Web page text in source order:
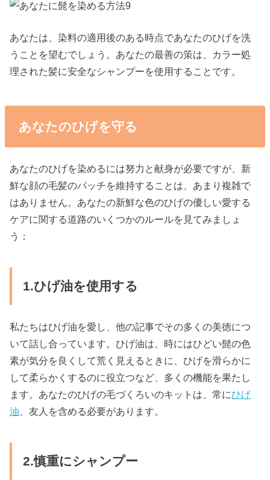
あなたは、染料の適用後のある時点であなたのひげを洗
うことを望むでしょう。あなたの最善の策は、カラー処
理された髪に安全なシャンプーを使用することです。
あなたのひげを守る
あなたのひげを染めるには努力と献身が必要ですが、新
鮮な顔の毛髪のパッチを維持することは、あまり複雑で
はありません。あなたの新鮮な色のひげの優しい愛する
ケアに関する道路のいくつかのルールを見てみましょ
う：
1.ひげ油を使用する
私たちはひげ油を愛し、他の記事でその多くの美徳につ
いて話し合っています。ひげ油は、時にはひどい髭の色
素が気分を良くして荒く見えるときに、ひげを滑らかに
して柔らかくするのに役立つなど、多くの機能を果たし
ます。あなたのひげの毛づくろいのキットは、常にひげ
油 、友人を含める必要があります。
2.慎重にシャンプー